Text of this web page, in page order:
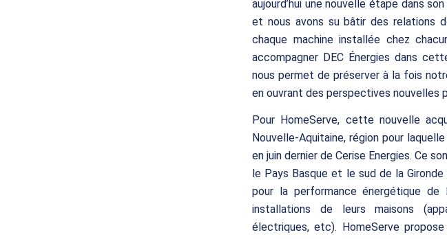
aujourd’hui une nouvelle étape dans
et nous avons su bâtir des relations
chaque machine installée chez
accompagner DEC Énergies dans
nous permet de préserver à la fois
en ouvrant des perspectives nouvelles
Pour HomeServe, cette nouvelle
Nouvelle-Aquitaine, région pour
en juin dernier de Cerise Energies. Ce
le Pays Basque et le sud de la
pour la performance énergétique de
installations de leurs maisons
électriques, etc). HomeServe